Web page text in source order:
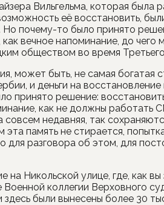
Вильгельма, которая была
её восстановить,
Но почему-то было принято
вечное напоминание, до чего
обществом во время
может быть, не самая богатая
и деньги на восстановление
принято решение:
как не должны работать
недавняя, так
память не стирается,
для разговора об этом, для
Никольской улице, где, как вы
коллегии Верховного
были вынесены более 30